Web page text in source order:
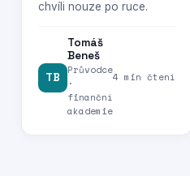
chvíli nouze po ruce.
TB
Tomáš
Beneš
Průvodce
·
finanční
akademie
4 min čtení